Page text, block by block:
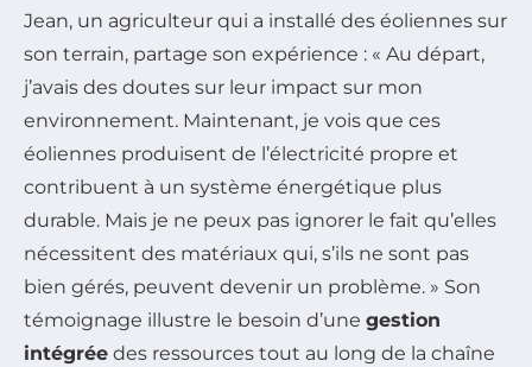
Jean, un agriculteur qui a installé des éoliennes sur
son terrain, partage son expérience : « Au départ,
j’avais des doutes sur leur impact sur mon
environnement. Maintenant, je vois que ces
éoliennes produisent de l’électricité propre et
contribuent à un système énergétique plus
durable. Mais je ne peux pas ignorer le fait qu’elles
nécessitent des matériaux qui, s’ils ne sont pas
bien gérés, peuvent devenir un problème. » Son
témoignage illustre le besoin d’une gestion
intégrée des ressources tout au long de la chaîne